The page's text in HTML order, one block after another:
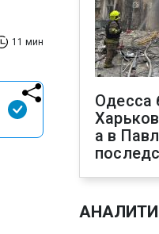
11 мин
Одесса
а в